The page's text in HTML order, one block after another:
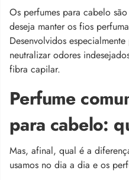
Os perfumes para cabelo
deseja manter os fios
Desenvolvidos
neutralizar odores
fibra capilar.
Perfume
para cabelo:
Mas, afinal, qual é a
usamos no dia a dia e os